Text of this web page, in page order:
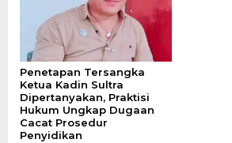
Penetapan Tersangka
Ketua Kadin Sultra
Dipertanyakan, Praktisi
Hukum Ungkap Dugaan
Cacat Prosedur
Penyidikan